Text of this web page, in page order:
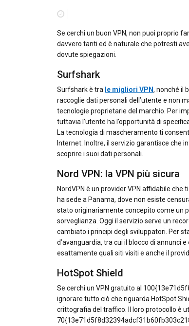
Se cerchi un buon VPN, non puoi proprio
davvero tanti ed è naturale che potresti
dovute spiegazioni.
Surfshark
Surfshark è tra le migliori VPN, nonché il
raccoglie dati personali dell’utente e non
tecnologie proprietarie del marchio. Per
tuttavia l’utente ha l’opportunità di
La tecnologia di mascheramento ti
Internet. Inoltre, il servizio garantisce che
scoprire i suoi dati personali.
Nord VPN: la VPN più sicura
NordVPN è un provider VPN affidabile
ha sede a Panama, dove non esiste
stato originariamente concepito come un
sorveglianza. Oggi il servizio serve un
cambiato i principi degli sviluppatori. Per
d’avanguardia, tra cui il blocco di annunci
esattamente quali siti visiti e anche il
HotSpot Shield
Se cerchi un VPN gratuito al
ignorare tutto ciò che riguarda HotSpot
crittografia del traffico. Il loro protocollo è